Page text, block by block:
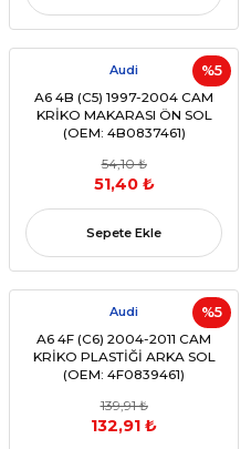
%5
Audi
A6 4B (C5) 1997-2004 CAM
KRİKO MAKARASI ÖN SOL
(OEM: 4B0837461)
54,10 ₺
51,40 ₺
Sepete Ekle
%5
Audi
A6 4F (C6) 2004-2011 CAM
KRİKO PLASTİĞİ ARKA SOL
(OEM: 4F0839461)
139,91 ₺
132,91 ₺